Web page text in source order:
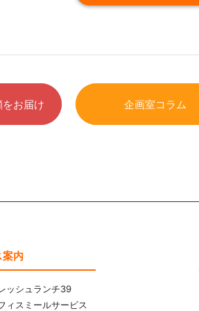
お届け 企画室コラム
案内
ッシュランチ39
ィスミールサービス